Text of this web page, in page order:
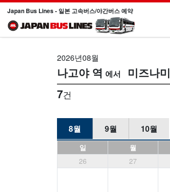
Japan Bus Lines - 일본 고속버스/야간버스 예약
2026년08월
나고야 역 미즈나미
7건
8월 9월 10월
일 월
26
27